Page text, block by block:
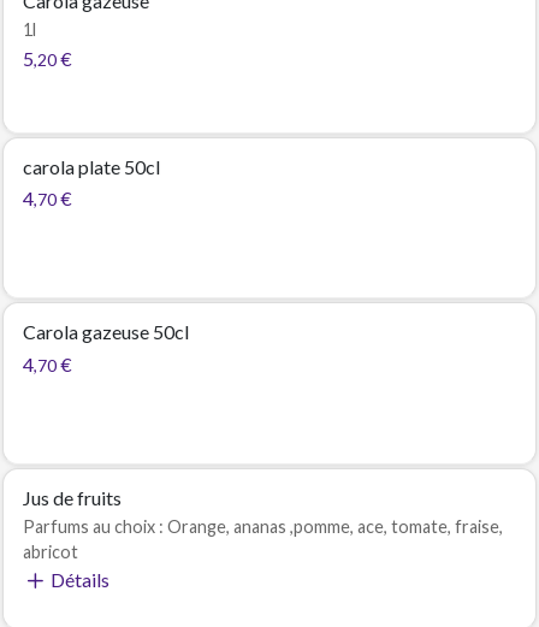
1l
5,20 €
carola plate 50cl
4,70 €
Carola gazeuse 50cl
4,70 €
Jus de fruits
Parfums au choix : Orange, ananas ,pomme, ace, tomate, fraise,
abricot
Détails